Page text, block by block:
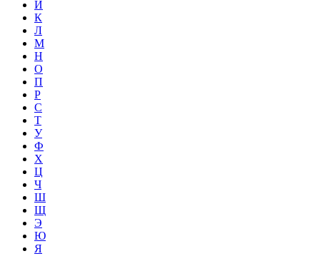
И
К
Л
М
Н
О
П
Р
С
Т
У
Ф
Х
Ц
Ч
Ш
Щ
Э
Ю
Я